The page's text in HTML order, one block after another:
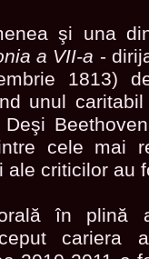
şi una
a VII-a -
1813)
unul
cele mai
ale criticilor au
în plină
cariera